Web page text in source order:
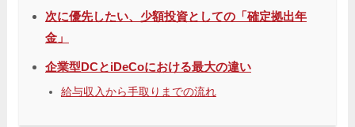
次に優先したい、少額投資としての「確定拠出年
金」
企業型DCとiDeCoにおける最大の違い
給与収入から手取りまでの流れ